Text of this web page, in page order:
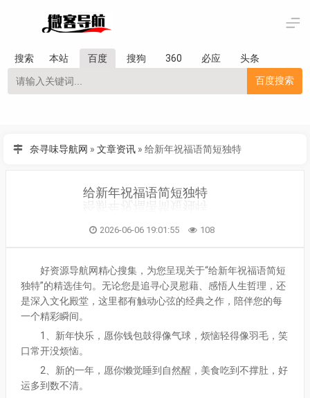
搜索 本站 百度 搜狗 360 必应
头条
百度搜索
奈寻味导航网 » 文章资讯 » 给新年祝福语简短独特
给新年祝福语简短独特
2026-06-06 19:01:55 108
好资源导航网精心搜集，为您呈现关于“给新年祝福语简短
独特”的精选佳句。无论您是追寻心灵慰藉、感悟人生哲理，还
是深入文化殿堂，这里都有触动心弦的经典之作，陪伴您的每
一个精彩瞬间。
1、新年快乐，愿你钱包鼓得像气球，烦恼轻得像羽毛，笑
口常开没烦恼。
2、新的一年，愿你懒觉睡到自然醒，美食吃到不撑肚，好
运多到数不清。